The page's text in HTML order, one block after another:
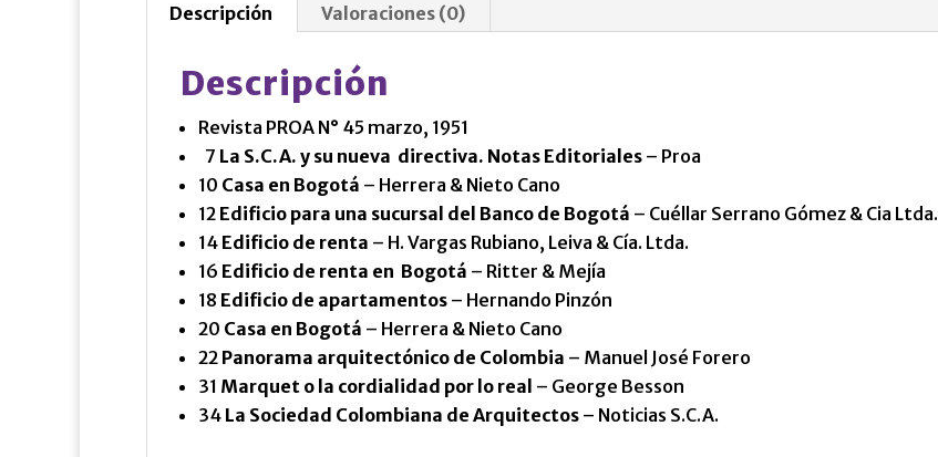
Descripción Valoraciones (0)
Descripción
Revista PROA N° 45 marzo, 1951
7 La S.C.A. y su nueva directiva. Notas Editoriales – Proa
10 Casa en Bogotá – Herrera & Nieto Cano
12 Edificio para una sucursal del Banco de Bogotá – Cuéllar Serrano Gómez & Cia Ltda.
14 Edificio de renta – H. Vargas Rubiano, Leiva & Cía. Ltda.
16 Edificio de renta en Bogotá – Ritter & Mejía
18 Edificio de apartamentos – Hernando Pinzón
20 Casa en Bogotá – Herrera & Nieto Cano
22 Panorama arquitectónico de Colombia – Manuel José Forero
31 Marquet o la cordialidad por lo real – George Besson
34 La Sociedad Colombiana de Arquitectos – Noticias S.C.A.